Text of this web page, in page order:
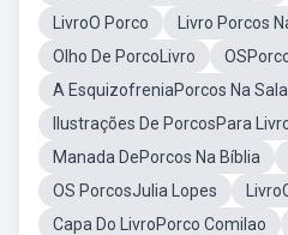
LivroO Porco
Livro Porcos
Olho De PorcoLivro
A EsquizofreniaPorcos Na
Ilustrações De PorcosPara
Manada DePorcos Na Bíblia
OS PorcosJulia Lopes
Capa Do LivroPorco Comilao